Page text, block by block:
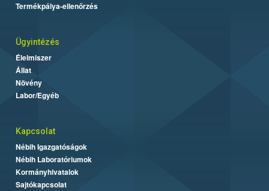
Termékpálya-ellenőrzés
Ügyintézés
Élelmiszer
Állat
Növény
Labor/Egyéb
Kapcsolat
Nébih Igazgatóságok
Nébih Laboratóriumok
Kormányhivatalok
Sajtókapcsolat